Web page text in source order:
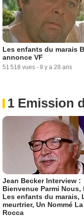
Les enfants du marais
annonce VF
51 518 vues - Il y a 28 ans
1 Emission
Jean Becker Interview :
Bienvenue Parmi Nous,
Les enfants du marais,
meurtrier, Un Nommé La
Rocca